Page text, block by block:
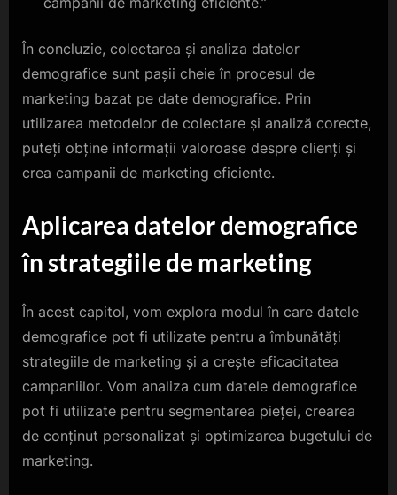
În concluzie, colectarea și analiza datelor
demografice sunt pașii cheie în procesul de
marketing bazat pe date demografice. Prin
utilizarea metodelor de colectare și analiză corecte,
puteți obține informații valoroase despre clienți și
crea campanii de marketing eficiente.
Aplicarea datelor demografice
în strategiile de marketing
În acest capitol, vom explora modul în care datele
demografice pot fi utilizate pentru a îmbunătăți
strategiile de marketing și a crește eficacitatea
campaniilor. Vom analiza cum datele demografice
pot fi utilizate pentru segmentarea pieței, crearea
de conținut personalizat și optimizarea bugetului de
marketing.